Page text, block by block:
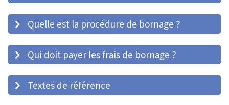
Quelle est la procédure de bornage ?
Qui doit payer les frais de bornage ?
Textes de référence